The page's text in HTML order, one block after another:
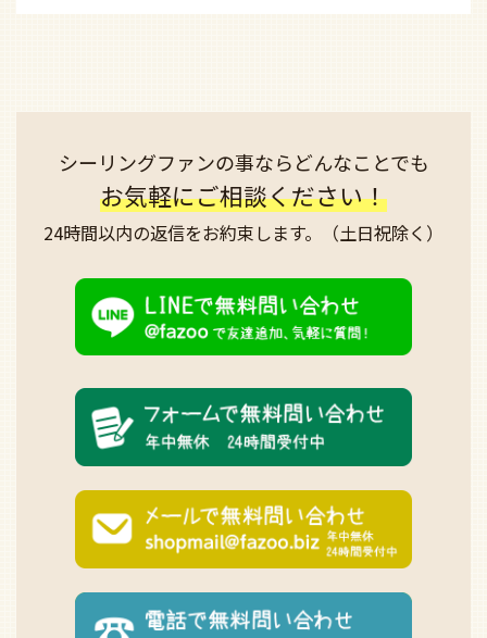
シーリングファンの事ならどんなことでも
お気軽にご相談ください！
24時間以内の返信をお約束します。 （土日祝除く）